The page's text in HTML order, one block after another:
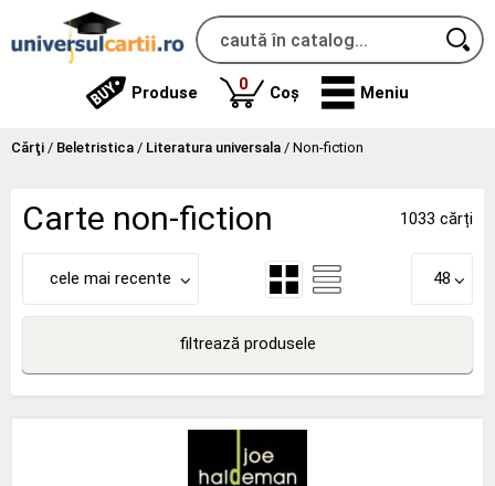
Produse 0produse
Coș Meniu
Cărţi / Beletristica / Literatura universala / Non-fiction
Carte non-fiction 1033 cărți
cele mai recente 48
filtrează produsele